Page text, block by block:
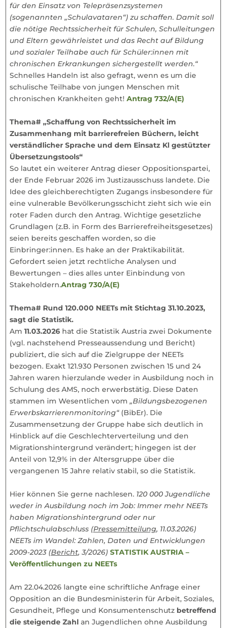
für den Einsatz von Telepräsenzsystemen
(sogenannten „Schulavataren“) zu schaffen. Damit soll
die nötige Rechtssicherheit für Schulen, Schulleitungen
und Eltern gewährleistet und das Recht auf Bildung
und sozialer Teilhabe auch für Schüler:innen mit
chronischen Erkrankungen sichergestellt werden.“
Schnelles Handeln ist also gefragt, wenn es um die
schulische Teilhabe von jungen Menschen mit
chronischen Krankheiten geht! Antrag 732/A(E)
Thema# „Schaffung von Rechtssicherheit im
Zusammenhang mit barrierefreien Büchern, leicht
verständlicher Sprache und dem Einsatz Kl gestützter
Übersetzungstools“
So lautet ein weiterer Antrag dieser Oppositionspartei,
der Ende Februar 2026 im Justizausschuss landete. Die
Idee des gleichberechtigten Zugangs insbesondere für
eine vulnerable Bevölkerungsschicht zieht sich wie ein
roter Faden durch den Antrag. Wichtige gesetzliche
Grundlagen (z.B. in Form des Barrierefreiheitsgesetzes)
seien bereits geschaffen worden, so die
Einbringer:innen. Es hake an der Praktikabilität.
Gefordert seien jetzt rechtliche Analysen und
Bewertungen – dies alles unter Einbindung von
Stakeholdern.Antrag 730/A(E)
Thema# Rund 120.000 NEETs mit Stichtag 31.10.2023,
sagt die Statistik.
Am 11.03.2026hat die Statistik Austria zwei Dokumente
(vgl. nachstehend Presseaussendung und Bericht)
publiziert, die sich auf die Zielgruppe der NEETs
bezogen. Exakt 121.930 Personen zwischen 15 und 24
Jahren waren hierzulande weder in Ausbildung noch in
Schulung des AMS, noch erwerbstätig. Diese Daten
stammen im Wesentlichen vom „Bildungsbezogenen
Erwerbskarrierenmonitoring“(BibEr). Die
Zusammensetzung der Gruppe habe sich deutlich in
Hinblick auf die Geschlechterverteilung und den
Migrationshintergrund verändert; hingegen ist der
Anteil von 12,9% in der Altersgruppe über die
vergangenen 15 Jahre relativ stabil, so die Statistik.
Hier können Sie gerne nachlesen. 120 000 Jugendliche
weder in Ausbildung noch im Job: Immer mehr NEETs
haben Migrationshintergrund oder nur
Pflichtschulabschluss (Pressemitteilung, 11.03.2026)
NEETs im Wandel: Zahlen, Daten und Entwicklungen
2009-2023 (Bericht, 3/2026) STATISTIK AUSTRIA –
Veröffentlichungen zu NEETs
Am 22.04.2026 langte eine schriftliche Anfrage einer
Opposition an die Bundesministerin für Arbeit, Soziales,
Gesundheit, Pflege und Konsumentenschutz betreffend
die steigende Zahlan Jugendlichen ohne Ausbildung